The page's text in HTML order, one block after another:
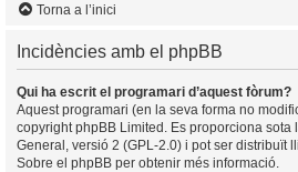
Torna a l’inici
Incidències amb el phpBB
Qui ha escrit el programari d’aquest fòrum?
Aquest programari (en la seva forma no
copyright phpBB Limited . Es proporciona
General, versió 2 (GPL-2.0) i pot ser distribuït
Sobre el phpBB per obtenir més informació.